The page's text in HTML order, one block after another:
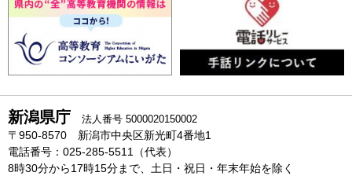
新潟県庁 法人番号 5000020150002
〒950-8570 新潟市中央区新光町4番地1
電話番号：025-285-5511（代表）
8時30分から17時15分まで、土日・祝日・年末年始を除く